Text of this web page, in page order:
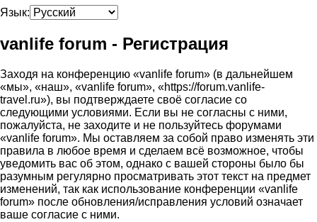
Язык:
vanlife forum - Регистрация
Заходя на конференцию «vanlife forum» (в дальнейшем
«мы», «наш», «vanlife forum», «https://forum.vanlife-
travel.ru»), вы подтверждаете своё согласие со
следующими условиями. Если вы не согласны с ними,
пожалуйста, не заходите и не пользуйтесь форумами
«vanlife forum». Мы оставляем за собой право изменять эти
правила в любое время и сделаем всё возможное, чтобы
уведомить вас об этом, однако с вашей стороны было бы
разумным регулярно просматривать этот текст на предмет
изменений, так как использование конференции «vanlife
forum» после обновления/исправления условий означает
ваше согласие с ними.